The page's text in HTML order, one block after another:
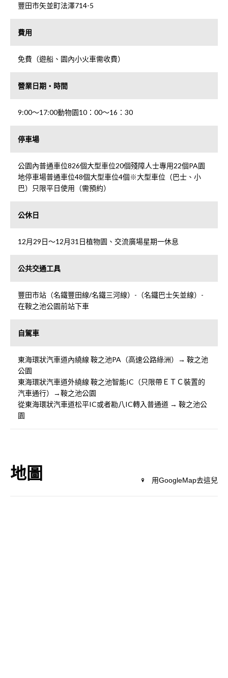
豐田市矢並町法澤714-5
費用
免費（遊船、園內小火車需收費）
營業日期・時間
9:00～17:00動物園10：00～16：30
停車場
公園內普通車位826個大型車位20個殘障人士專用22個PA園
地停車場普通車位48個大型車位4個※大型車位（巴士、小
巴）只限平日使用（需預約）
公休日
12月29日～12月31日植物園、交流廣場星期一休息
公共交通工具
豐田市站（名鐵豐田線/名鐵三河線）-（名鐵巴士矢並線）-
在鞍之池公園前站下車
自駕車
東海環狀汽車道內繞線 鞍之池PA（高速公路綠洲）→ 鞍之池
公園
東海環狀汽車道外繞線 鞍之池智能IC（只限帶ＥＴＣ裝置的
汽車通行）→鞍之池公園
從東海環狀汽車道松平IC或者勘八IC轉入普通道 → 鞍之池公
園
地圖 用GoogleMap去這兒